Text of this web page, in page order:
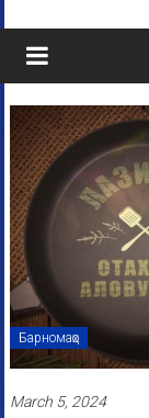
Барномаҳо
March 5, 2024